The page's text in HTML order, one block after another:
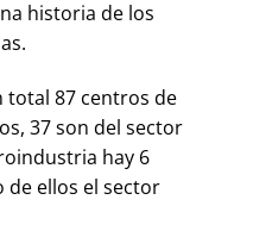
historia de los
total 87 centros de
37 son del sector
hay 6
ellos el sector